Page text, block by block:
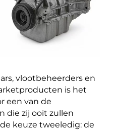
vlootbeheerders en
is het
een van de
die zij ooit zullen
keuze tweeledig: de